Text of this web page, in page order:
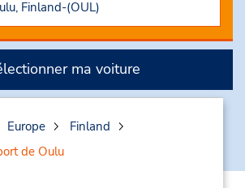
ma voiture
Europe
Finland
de Oulu